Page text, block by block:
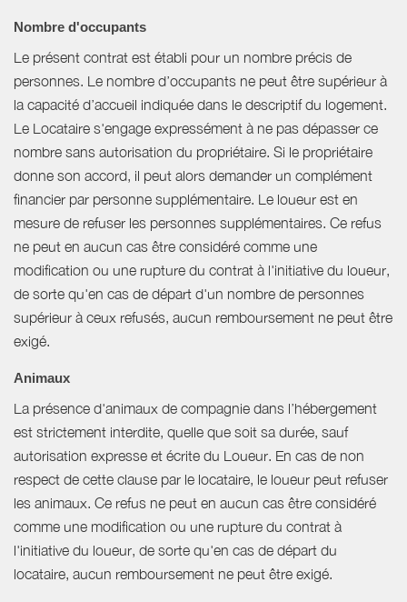
Nombre d'occupants
Le présent contrat est établi pour un nombre précis de
personnes. Le nombre d’occupants ne peut être supérieur à
la capacité d’accueil indiquée dans le descriptif du logement.
Le Locataire s'engage expressément à ne pas dépasser ce
nombre sans autorisation du propriétaire. Si le propriétaire
donne son accord, il peut alors demander un complément
financier par personne supplémentaire. Le loueur est en
mesure de refuser les personnes supplémentaires. Ce refus
ne peut en aucun cas être considéré comme une
modification ou une rupture du contrat à l'initiative du loueur,
de sorte qu'en cas de départ d'un nombre de personnes
supérieur à ceux refusés, aucun remboursement ne peut être
exigé.
Animaux
La présence d'animaux de compagnie dans l’hébergement
est strictement interdite, quelle que soit sa durée, sauf
autorisation expresse et écrite du Loueur. En cas de non
respect de cette clause par le locataire, le loueur peut refuser
les animaux. Ce refus ne peut en aucun cas être considéré
comme une modification ou une rupture du contrat à
l'initiative du loueur, de sorte qu'en cas de départ du
locataire, aucun remboursement ne peut être exigé.